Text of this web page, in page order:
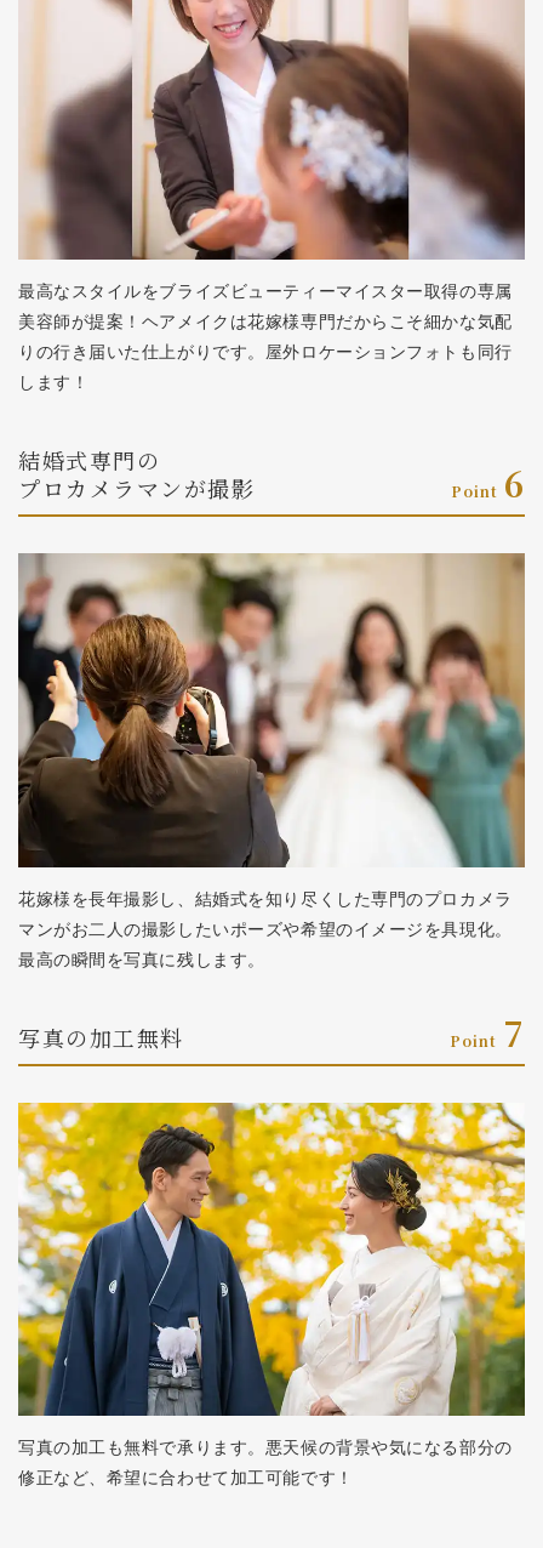
最高なスタイルをブライズビューティーマイスター取得の専属
美容師が提案！ヘアメイクは花嫁様専門だからこそ細かな気配
りの行き届いた仕上がりです。屋外ロケーションフォトも同行
します！
Point 6
結婚式専門の
プロカメラマンが撮影
花嫁様を長年撮影し、結婚式を知り尽くした専門のプロカメラ
マンがお二人の撮影したいポーズや希望のイメージを具現化。
最高の瞬間を写真に残します。
Point 7
写真の加工無料
写真の加工も無料で承ります。悪天候の背景や気になる部分の
修正など、希望に合わせて加工可能です！